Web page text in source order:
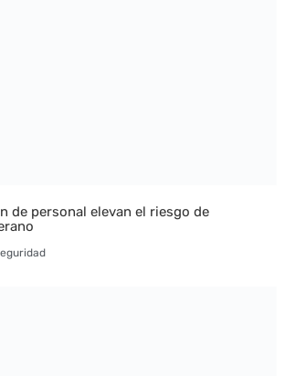
de personal elevan el riesgo de